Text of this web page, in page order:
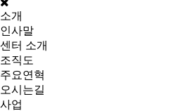
소개
인사말
센터 소개
조직도
주요연혁
오시는길
사업